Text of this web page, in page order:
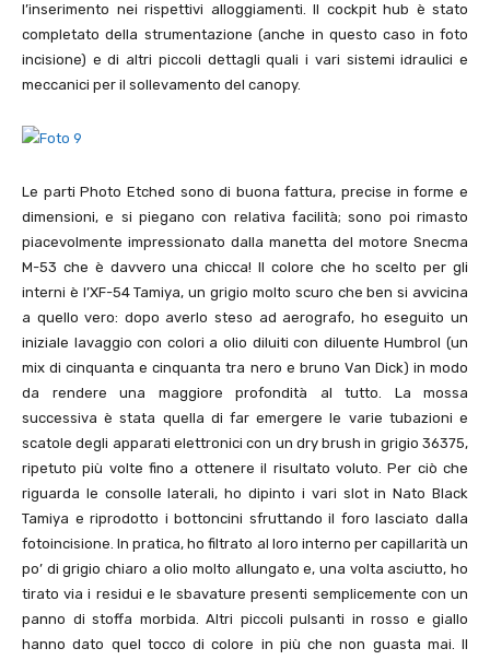
l’inserimento nei rispettivi alloggiamenti. Il cockpit hub è stato
completato della strumentazione (anche in questo caso in foto
incisione) e di altri piccoli dettagli quali i vari sistemi idraulici e
meccanici per il sollevamento del canopy.
Le parti Photo Etched sono di buona fattura, precise in forme e
dimensioni, e si piegano con relativa facilità; sono poi rimasto
piacevolmente impressionato dalla manetta del motore Snecma
M-53 che è davvero una chicca! Il colore che ho scelto per gli
interni è l’XF-54 Tamiya, un grigio molto scuro che ben si avvicina
a quello vero: dopo averlo steso ad aerografo, ho eseguito un
iniziale lavaggio con colori a olio diluiti con diluente Humbrol (un
mix di cinquanta e cinquanta tra nero e bruno Van Dick) in modo
da rendere una maggiore profondità al tutto. La mossa
successiva è stata quella di far emergere le varie tubazioni e
scatole degli apparati elettronici con un dry brush in grigio 36375,
ripetuto più volte fino a ottenere il risultato voluto. Per ciò che
riguarda le consolle laterali, ho dipinto i vari slot in Nato Black
Tamiya e riprodotto i bottoncini sfruttando il foro lasciato dalla
fotoincisione. In pratica, ho filtrato al loro interno per capillarità un
po’ di grigio chiaro a olio molto allungato e, una volta asciutto, ho
tirato via i residui e le sbavature presenti semplicemente con un
panno di stoffa morbida. Altri piccoli pulsanti in rosso e giallo
hanno dato quel tocco di colore in più che non guasta mai. Il